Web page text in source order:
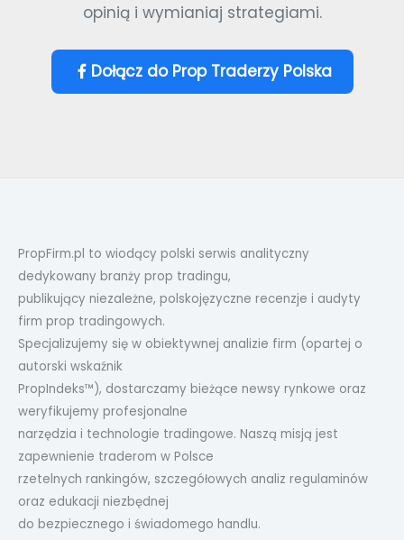
opinią i wymianiaj strategiami.
Dołącz do Prop Traderzy Polska
PropFirm.pl to wiodący polski serwis analityczny
dedykowany branży prop tradingu,
publikujący niezależne, polskojęzyczne recenzje i audyty
firm prop tradingowych.
Specjalizujemy się w obiektywnej analizie firm (opartej o
autorski wskaźnik
PropIndeks™), dostarczamy bieżące newsy rynkowe oraz
weryfikujemy profesjonalne
narzędzia i technologie tradingowe. Naszą misją jest
zapewnienie traderom w Polsce
rzetelnych rankingów, szczegółowych analiz regulaminów
oraz edukacji niezbędnej
do bezpiecznego i świadomego handlu.